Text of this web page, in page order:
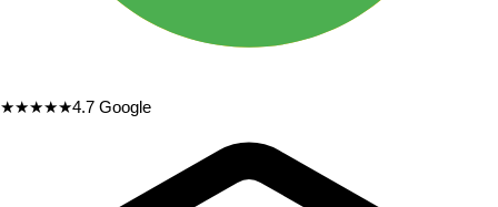
★★★★★4.7 Google